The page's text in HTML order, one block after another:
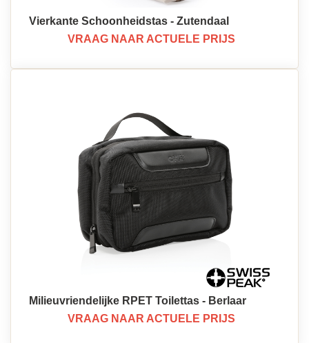
Vierkante Schoonheidstas - Zutendaal
VRAAG NAAR ACTUELE PRIJS
Milieuvriendelijke RPET Toilettas - Berlaar
VRAAG NAAR ACTUELE PRIJS